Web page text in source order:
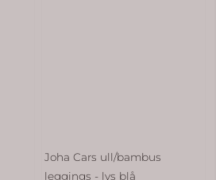
Joha Cars ull/bambus
leggings - lys blå